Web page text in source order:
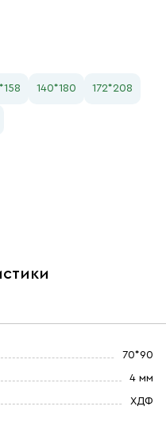
140*180 172*208
70*90
4 мм
ХДФ